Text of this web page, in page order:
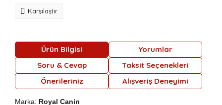
Karşılaştır
Ürün Bilgisi
Yorumlar
Soru & Cevap
Taksit Seçenekleri
Önerileriniz
Alışveriş Deneyimi
Marka: Royal Canin